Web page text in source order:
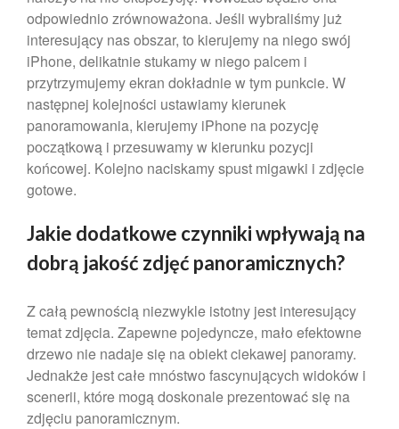
listopad 2021
październik 2021
wrzesień 2021
sierpień 2021
lipiec 2021
czerwiec 2021
maj 2021
marzec 2021
luty 2021
grudzień 2020
listopad 2020
październik 2020
wrzesień 2020
odpowiednio zrównoważona. Jeśli wybraliśmy już
interesujący nas obszar, to kierujemy na niego swój
iPhone, delikatnie stukamy w niego palcem i
przytrzymujemy ekran dokładnie w tym punkcie. W
następnej kolejności ustawiamy kierunek
panoramowania, kierujemy iPhone na pozycję
początkową i przesuwamy w kierunku pozycji
końcowej. Kolejno naciskamy spust migawki i zdjęcie
gotowe.
Jakie dodatkowe czynniki wpływają na
dobrą jakość zdjęć panoramicznych?
Z całą pewnością niezwykle istotny jest interesujący
temat zdjęcia. Zapewne pojedyncze, mało efektowne
drzewo nie nadaje się na obiekt ciekawej panoramy.
Jednakże jest całe mnóstwo fascynujących widoków i
scenerii, które mogą doskonale prezentować się na
zdjęciu panoramicznym.